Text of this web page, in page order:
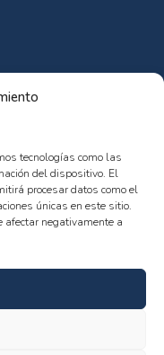
tecnologías como las
del dispositivo. El
procesar datos como el
únicas en este sitio.
afectar negativamente a